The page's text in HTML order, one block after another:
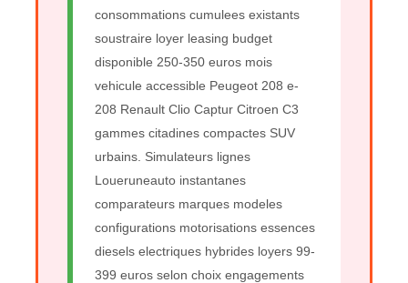
consommations cumulees existants
soustraire loyer leasing budget
disponible 250-350 euros mois
vehicule accessible Peugeot 208 e-
208 Renault Clio Captur Citroen C3
gammes citadines compactes SUV
urbains. Simulateurs lignes
Loueruneauto instantanes
comparateurs marques modeles
configurations motorisations essences
diesels electriques hybrides loyers 99-
399 euros selon choix engagements